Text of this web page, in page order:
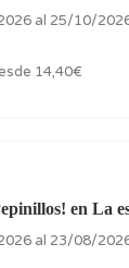
al 25/10/
14,40€
en La
al 23/08/